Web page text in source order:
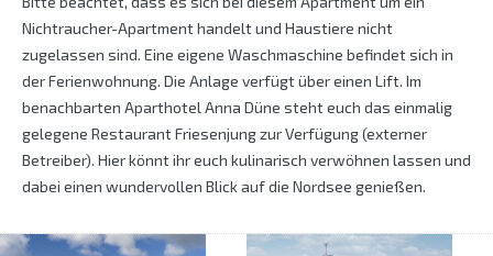
Nichtraucher-Apartment handelt und Haustiere nicht
zugelassen sind. Eine eigene Waschmaschine befindet sich in
der Ferienwohnung. Die Anlage verfügt über einen Lift. Im
benachbarten Aparthotel Anna Düne steht euch das einmalig
gelegene Restaurant Friesenjung zur Verfügung (externer
Betreiber). Hier könnt ihr euch kulinarisch verwöhnen lassen und
dabei einen wundervollen Blick auf die Nordsee genießen.